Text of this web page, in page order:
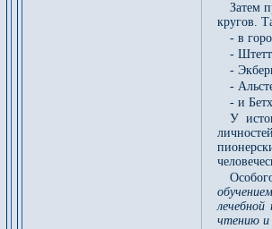
Затем
кругов.
- в
-
-
-
- и
У
лечебной
чтению и